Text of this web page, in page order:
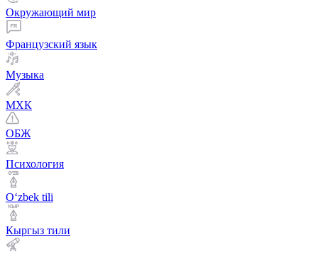
Окружающий мир
Французский язык
Музыка
МХК
ОБЖ
Психология
Оʻzbek tili
Кыргыз тили